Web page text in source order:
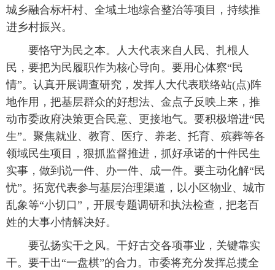
城乡融合标杆村、全域土地综合整治等项目，持续推
进乡村振兴。
要恪守为民之本。人大代表来自人民、扎根人
民，要把为民履职作为核心导向。要用心体察“民
情”。认真开展调查研究，发挥人大代表联络站(点)阵
地作用，把基层群众的好想法、金点子反映上来，推
动市委政府决策更合民意、更接地气。要积极增进“民
生”。聚焦就业、教育、医疗、养老、托育、殡葬等各
领域民生项目，狠抓监督推进，抓好承诺的十件民生
实事，做到说一件、办一件、成一件。要主动化解“民
忧”。拓宽代表参与基层治理渠道，以小区物业、城市
乱象等“小切口”，开展专题调研和执法检查，把老百
姓的大事小情解决好。
要弘扬实干之风。干好古交各项事业，关键靠实
干。要干出“一盘棋”的合力。市委将充分发挥总揽全